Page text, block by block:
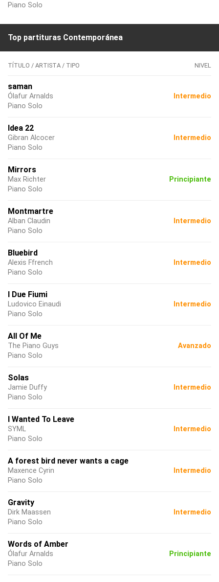
Piano Solo
Top partituras Contemporánea
TÍTULO / ARTISTA / TIPO NIVEL
saman
Ólafur Arnalds
Piano Solo
Intermedio
Idea 22
Gibran Alcocer
Piano Solo
Intermedio
Mirrors
Max Richter
Piano Solo
Principiante
Montmartre
Alban Claudin
Piano Solo
Intermedio
Bluebird
Alexis Ffrench
Piano Solo
Intermedio
I Due Fiumi
Ludovico Einaudi
Piano Solo
Intermedio
All Of Me
The Piano Guys
Piano Solo
Avanzado
Solas
Jamie Duffy
Piano Solo
Intermedio
I Wanted To Leave
SYML
Piano Solo
Intermedio
A forest bird never wants a cage
Maxence Cyrin
Piano Solo
Intermedio
Gravity
Dirk Maassen
Piano Solo
Intermedio
Words of Amber
Ólafur Arnalds
Piano Solo
Principiante